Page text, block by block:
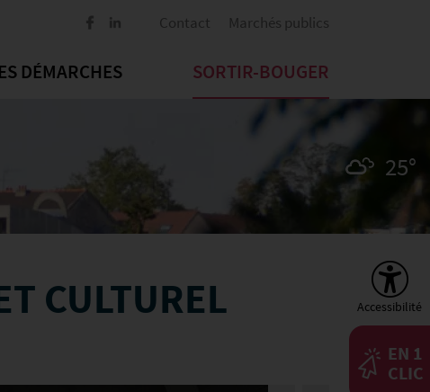
Contact Marchés publics
DÉMARCHES SORTIR-BOUGER
Accessibilité
EN 1
CLIC
25°
CULTUREL